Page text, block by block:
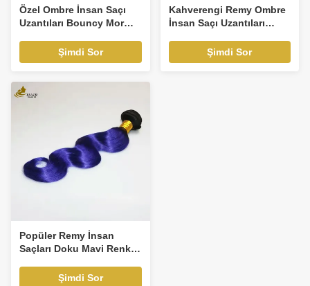
Özel Ombre İnsan Saçı
Uzantıları Bouncy Mor
Şimdi Sor
Kahverengi Remy Ombre
İnsan Saçı Uzantıları
PaketleriŞimdi Sor
Popüler Remy İnsan
Saçları Doku Mavi Renk
UzantılarıŞimdi Sor